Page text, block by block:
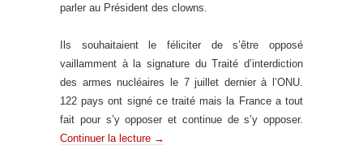
parler au Président des clowns.
Ils souhaitaient le féliciter de s’être opposé
vaillamment à la signature du Traité d’interdiction
des armes nucléaires le 7 juillet dernier à l’ONU.
122 pays ont signé ce traité mais la France a tout
fait pour s’y opposer et continue de s’y opposer.
Continuer la lecture →